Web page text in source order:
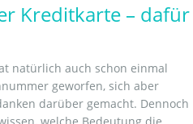
Kreditkarte – dafür
natürlich auch schon einmal
geworfen, sich aber
darüber gemacht. Dennoch